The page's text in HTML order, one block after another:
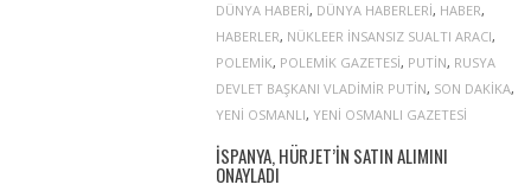
DÜNYA HABERI, DÜNYA HABERLERI, HABER,
HABERLER, NÜKLEER INSANSIZ SUALTI ARACI,
POLEMIK, POLEMIK GAZETESI, PUTIN, RUSYA
DEVLET BAŞKANI VLADIMIR PUTIN, SON DAKIKA,
YENI OSMANLI, YENI OSMANLI GAZETESI
İSPANYA, HÜRJET’IN SATIN ALIMINI
ONAYLADI